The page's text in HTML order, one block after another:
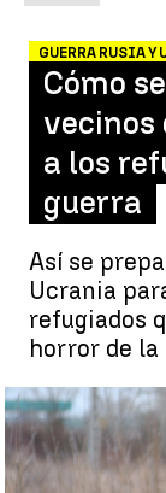
GUERRA RUSIA Y
Cómo
vecinos
a los
guerra
Así se
Ucrania
refugiados
horror de la
Cómo se